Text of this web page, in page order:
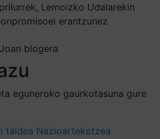
Lemoizko Udalarekin
erantzunez
Joan blogera
eguneroko gaurkotasuna gure
taldea Nazioartekotzea